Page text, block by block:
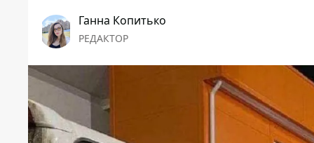
Ганна Копитько
РЕДАКТОР